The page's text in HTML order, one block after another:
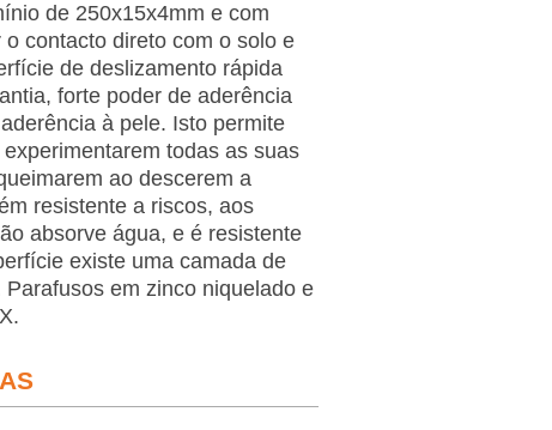
de 250x15x4mm e com
contacto direto com o solo e
de deslizamento rápida
forte poder de aderência
à pele. Isto permite
todas as suas
ao descerem a
resistente a riscos, aos
absorve água, e é resistente
existe uma camada de
em zinco niquelado e